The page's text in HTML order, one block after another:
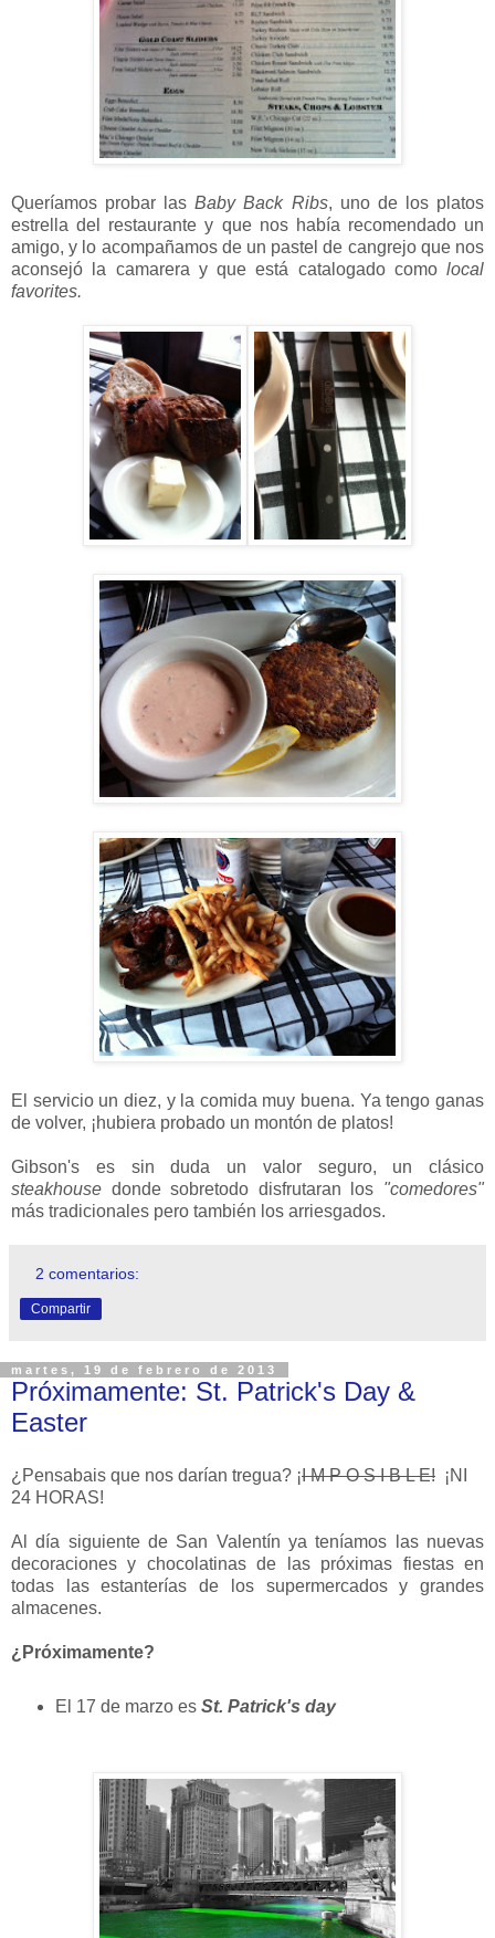
Queríamos probar lasBaby Back Ribs, uno de los platos
estrella del restaurante y que nos había recomendado un
amigo, y lo acompañamos de un pastel de cangrejo que nos
aconsejó la camarera y que está catalogado como local
favorites.
El servicio un diez, y la comida muy buena. Ya tengo ganas
de volver, ¡hubiera probado un montón de platos!
Gibson's es sin duda un valor seguro, un clásico
steakhouse donde sobretodo disfrutaran los "comedores"
más tradicionales pero también los arriesgados.
2 comentarios:
Compartir
martes, 19 de febrero de 2013
Próximamente: St. Patrick's Day &
Easter
¿Pensabais que nos darían tregua? ¡I M P O S I B L E! ¡NI
24 HORAS!
Al día siguiente de San Valentín ya teníamos las nuevas
decoraciones y chocolatinas de las próximas fiestas en
todas las estanterías de los supermercados y grandes
almacenes.
¿Próximamente?
El 17 de marzo es St. Patrick's day